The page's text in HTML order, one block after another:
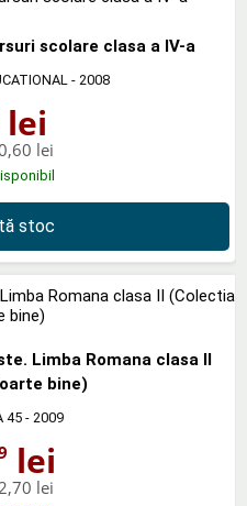
scolare clasa a IV-a
- 2008
lei
lei
stoc
Limba Romana clasa II
bine)
45 - 2009
lei
lei